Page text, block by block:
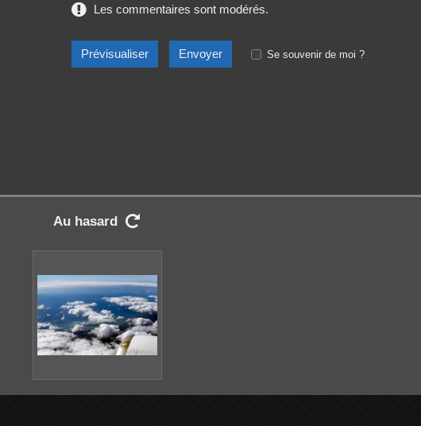
Les commentaires sont modérés.
Se souvenir de moi ?
Au hasard 